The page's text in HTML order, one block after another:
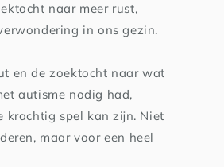
naar meer rust,
in ons gezin.
en de zoektocht naar wat
autisme nodig had,
krachtig spel kan zijn. Niet
maar voor een heel